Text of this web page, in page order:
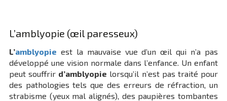
L’amblyopie (œil paresseux)
L’amblyopie est la mauvaise vue d’un œil qui n’a pas
développé une vision normale dans l’enfance. Un enfant
peut souffrir d’amblyopie lorsqu’il n’est pas traité pour
des pathologies tels que des erreurs de réfraction, un
strabisme (yeux mal alignés), des paupières tombantes